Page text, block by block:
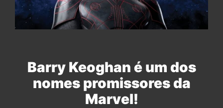
Barry Keoghan é um dos
nomes promissores da
Marvel!